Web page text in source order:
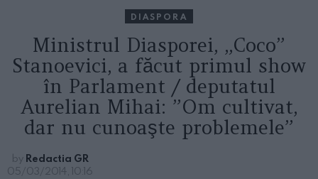
DIASPORA
Ministrul Diasporei, „Coco”
Stanoevici, a făcut primul show
în Parlament / deputatul
Aurelian Mihai: ”Om cultivat,
dar nu cunoaşte problemele”
by Redactia GR
05/03/2014, 10:16